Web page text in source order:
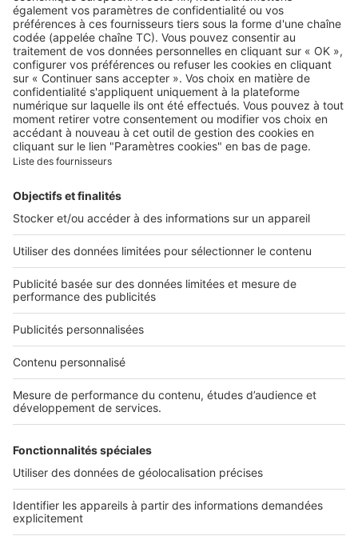
A propos
Qui sommes-nous ?
Contacter le service client
Nous rejoindre
Presse
Nos applications
Découvrez nos applications
Services pro
Accès client
Informations légales